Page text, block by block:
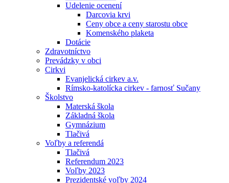
Udelenie ocenení
Darcovia krvi
Ceny obce a ceny starostu obce
Komenského plaketa
Dotácie
Zdravotníctvo
Prevádzky v obci
Cirkvi
Evanjelická cirkev a.v.
Rímsko-katolícka cirkev - farnosť Sučany
Školstvo
Materská škola
Základná škola
Gymnázium
Tlačivá
Voľby a referendá
Tlačivá
Referendum 2023
Voľby 2023
Prezidentské voľby 2024